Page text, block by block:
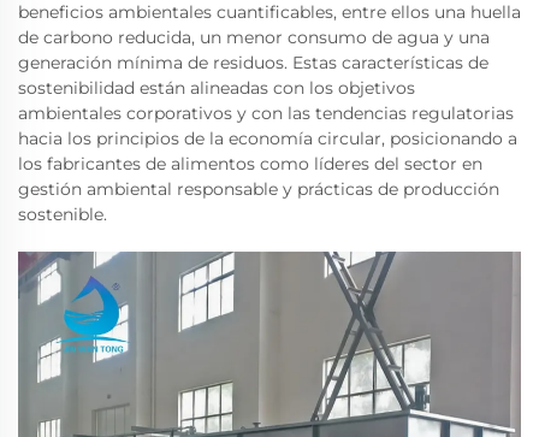
beneficios ambientales cuantificables, entre ellos una huella
de carbono reducida, un menor consumo de agua y una
generación mínima de residuos. Estas características de
sostenibilidad están alineadas con los objetivos
ambientales corporativos y con las tendencias regulatorias
hacia los principios de la economía circular, posicionando a
los fabricantes de alimentos como líderes del sector en
gestión ambiental responsable y prácticas de producción
sostenible.